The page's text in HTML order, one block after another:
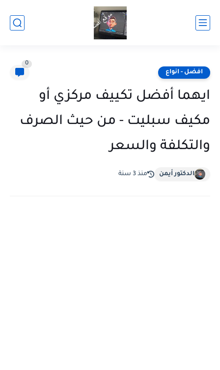
افضل - انواع
0
ايهما أفضل تكييف مركزي أو
مكيف سبليت - من حيث الصرف
والتكلفة والسعر
الدكتور أيمن منذ 3 سنة